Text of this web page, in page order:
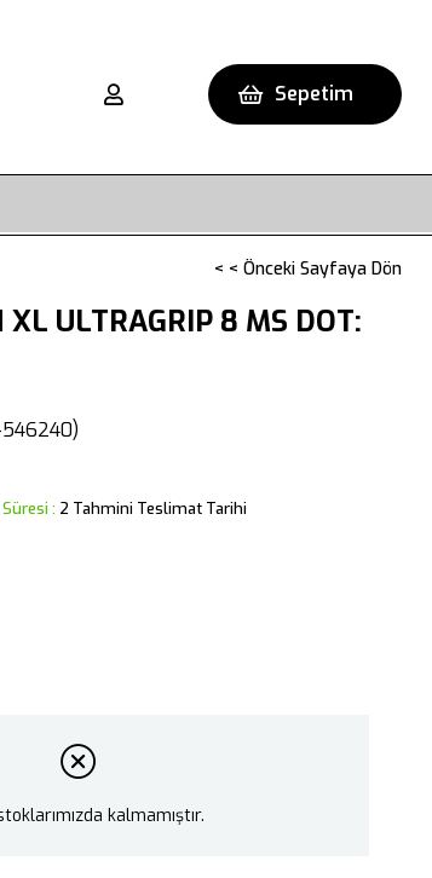
Sepetim
< < Önceki Sayfaya Dön
ULTRAGRIP 8 MS DOT:
546240)
: 2 Tahmini Teslimat Tarihi
kalmamıştır.